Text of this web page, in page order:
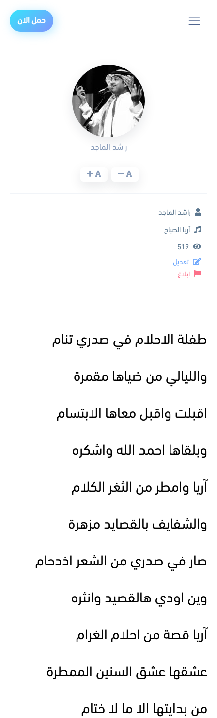
حمل الان
طفلة الاحلام في صدري تنام
والليالي من ضياها مقمرة
اقبلت واقبل معاها الابتسام
وبلقاها احمد الله واشكره
آريا وامطر من الثغر الكلام
والشفايف بالقصايد مزهرة
صار في صدري من الشعر اذدحام
وين اودي هالقصيد وانثره
آريا قصة من احلام الغرام
عشقها عشق السنين الممطرة
من بدايتها الا ما لا ختام
راشد الماجد
راشد الماجد
آريا الصباح
519
تعديل
ابلاغ